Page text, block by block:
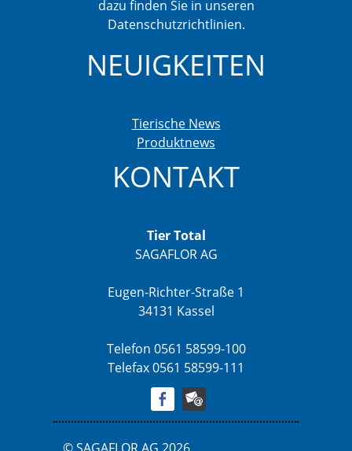
dazu finden Sie in unseren
Datenschutzrichtlinien.
NEUIGKEITEN
Tierische News
Produktnews
KONTAKT
Tier Total
SAGAFLOR AG
Eugen-Richter-Straße 1
34131 Kassel
Telefon 0561 58599-100
Telefax 0561 58599-111